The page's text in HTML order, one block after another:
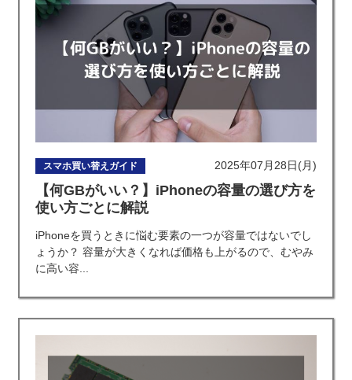
スマホ買い替えガイド 2025年07月28日(月)
【何GBがいい？】iPhoneの容量の選び方を
使い方ごとに解説
iPhoneを買うときに悩む要素の一つが容量ではないでし
ょうか？ 容量が大きくなれば価格も上がるので、むやみ
に高い容...